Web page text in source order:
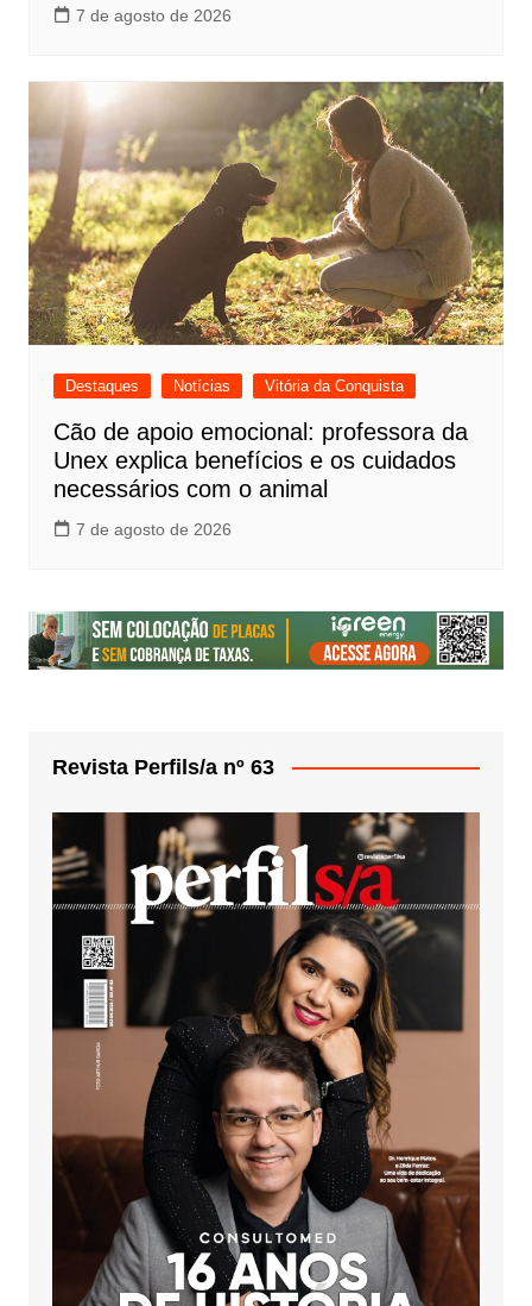
7 de agosto de 2026
Destaques Notícias Vitória da Conquista
Cão de apoio emocional: professora da
Unex explica benefícios e os cuidados
necessários com o animal
7 de agosto de 2026
Revista Perfils/a nº 63